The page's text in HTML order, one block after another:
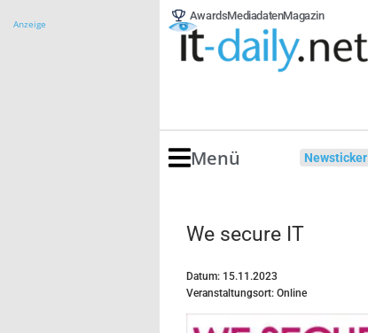
Anzeige
AwardsMediadatenMagazin
Menü Newsticker
We secure IT
Datum: 15.11.2023
Veranstaltungsort: Online